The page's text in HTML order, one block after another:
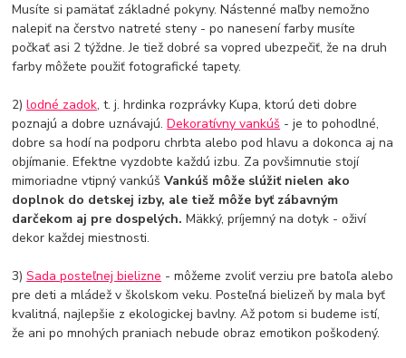
Musíte si pamätať základné pokyny. Nástenné maľby nemožno
nalepiť na čerstvo natreté steny - po nanesení farby musíte
počkať asi 2 týždne. Je tiež dobré sa vopred ubezpečiť, že na druh
farby môžete použiť fotografické tapety.
2)lodné zadok, t. j. hrdinka rozprávky Kupa, ktorú deti dobre
poznajú a dobre uznávajú.Dekoratívny vankúš - je to pohodlné,
dobre sa hodí na podporu chrbta alebo pod hlavu a dokonca aj na
objímanie. Efektne vyzdobte každú izbu. Za povšimnutie stojí
mimoriadne vtipný vankúšVankúš môže slúžiť nielen ako
doplnok do detskej izby, ale tiež môže byť zábavným
darčekom aj pre dospelých.Mäkký, príjemný na dotyk - oživí
dekor každej miestnosti.
3)Sada posteľnej bielizne - môžeme zvoliť verziu pre batoľa alebo
pre deti a mládež v školskom veku. Posteľná bielizeň by mala byť
kvalitná, najlepšie z ekologickej bavlny. Až potom si budeme istí,
že ani po mnohých praniach nebude obraz emotikon poškodený.